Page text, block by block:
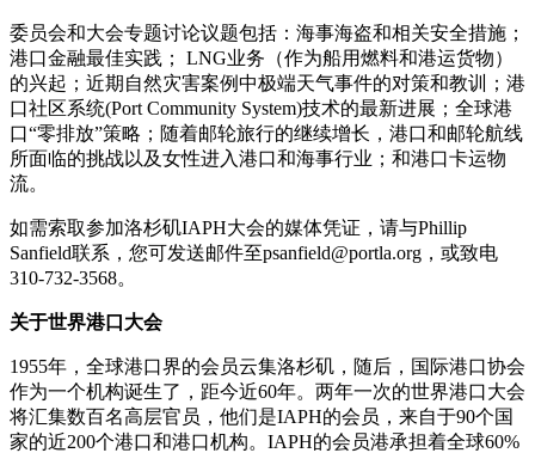
委员会和大会专题讨论议题包括：海事海盗和相关安全措施；
港口金融最佳实践； LNG业务（作为船用燃料和港运货物）
的兴起；近期自然灾害案例中极端天气事件的对策和教训；港
口社区系统(Port Community System)技术的最新进展；全球港
口“零排放”策略；随着邮轮旅行的继续增长，港口和邮轮航线
所面临的挑战以及女性进入港口和海事行业；和港口卡运物
流。
如需索取参加洛杉矶IAPH大会的媒体凭证，请与Phillip
Sanfield联系，您可发送邮件至psanfield@portla.org，或致电
310-732-3568。
关于世界港口大会
1955年，全球港口界的会员云集洛杉矶，随后，国际港口协会
作为一个机构诞生了，距今近60年。两年一次的世界港口大会
将汇集数百名高层官员，他们是IAPH的会员，来自于90个国
家的近200个港口和港口机构。IAPH的会员港承担着全球60%